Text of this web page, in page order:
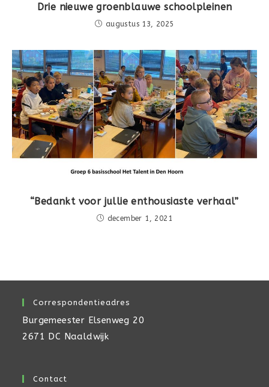
Drie nieuwe groenblauwe schoolpleinen
augustus 13, 2025
“Bedankt voor jullie enthousiaste verhaal”
december 1, 2021
Correspondentieadres
Burgemeester Elsenweg 20
2671 DC Naaldwijk
Contact